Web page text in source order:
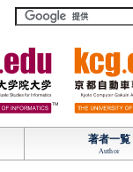
TM
著者一覧
Author